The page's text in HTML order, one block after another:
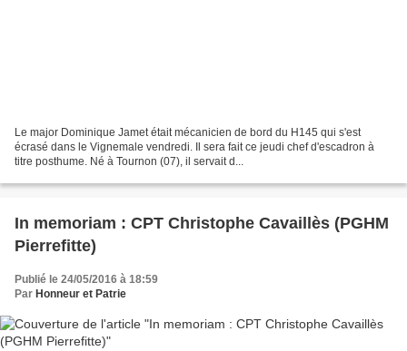
Le major Dominique Jamet était mécanicien de bord du H145 qui s'est
écrasé dans le Vignemale vendredi. Il sera fait ce jeudi chef d'escadron à
titre posthume. Né à Tournon (07), il servait d...
In memoriam : CPT Christophe Cavaillès (PGHM
Pierrefitte)
Publié le 24/05/2016 à 18:59
Par Honneur et Patrie